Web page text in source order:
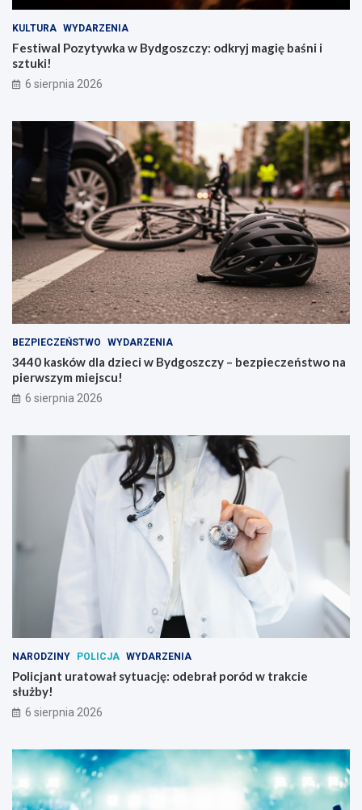
KULTURA WYDARZENIA
Festiwal Pozytywka w Bydgoszczy: odkryj magię baśni i
sztuki!
6 sierpnia 2026
BEZPIECZEŃSTWO WYDARZENIA
3440 kasków dla dzieci w Bydgoszczy – bezpieczeństwo na
pierwszym miejscu!
6 sierpnia 2026
NARODZINY POLICJA WYDARZENIA
Policjant uratował sytuację: odebrał poród w trakcie
służby!
6 sierpnia 2026